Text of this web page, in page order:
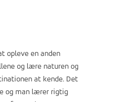
opleve en anden
og lære naturen og
at kende. Det
og man lærer rigtig